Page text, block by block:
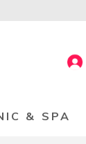
& SPA